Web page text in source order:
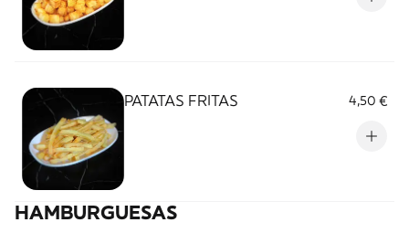
PATATAS FRITAS 4,50 €
HAMBURGUESAS